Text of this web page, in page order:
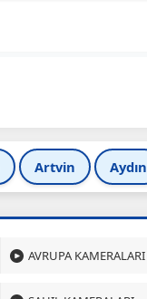
Artvin Aydın
AVRUPA KAMERALARI